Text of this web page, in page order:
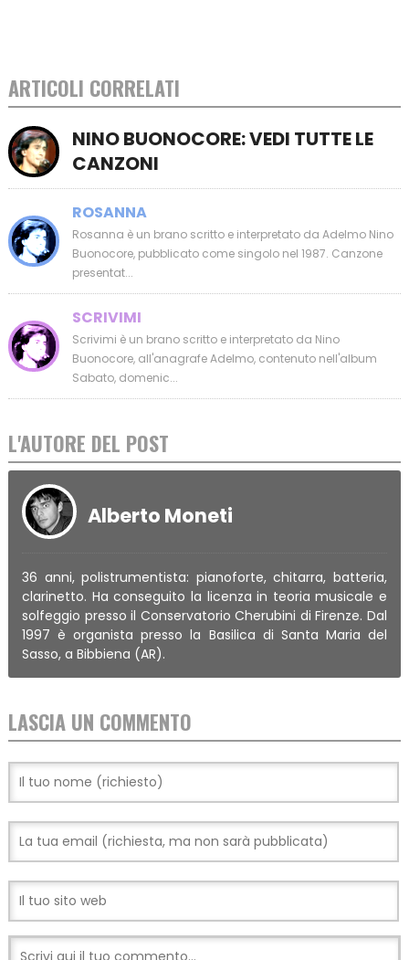
ARTICOLI CORRELATI
NINO BUONOCORE: VEDI TUTTE LE
CANZONI
ROSANNA
Rosanna è un brano scritto e interpretato da Adelmo Nino
Buonocore, pubblicato come singolo nel 1987. Canzone
presentat...
SCRIVIMI
Scrivimi è un brano scritto e interpretato da Nino
Buonocore, all'anagrafe Adelmo, contenuto nell'album
Sabato, domenic...
L'AUTORE DEL POST
Alberto Moneti
36 anni, polistrumentista: pianoforte, chitarra, batteria,
clarinetto. Ha conseguito la licenza in teoria musicale e
solfeggio presso il Conservatorio Cherubini di Firenze. Dal
1997 è organista presso la Basilica di Santa Maria del
Sasso, a Bibbiena (AR).
LASCIA UN COMMENTO